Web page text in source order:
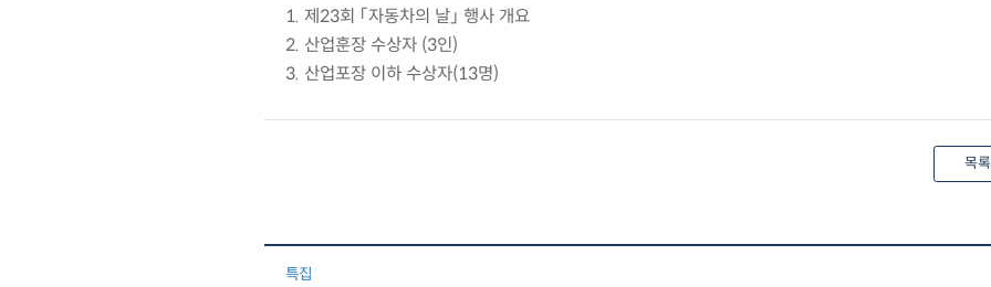
1. 제23회 「자동차의 날」 행사 개요
2. 산업훈장 수상자 (3인)
3. 산업포장 이하 수상자(13명)
목
특집